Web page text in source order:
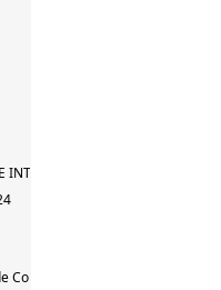
Controle Interno